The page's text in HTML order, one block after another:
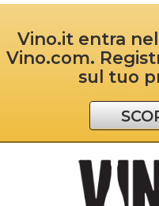
Vino.it entra
Vino.com.
sul tuo